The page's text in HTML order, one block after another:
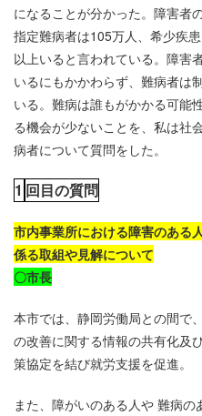
になることが分かった。障害者
指定難病者は105万人、希少疾
以上いると言われている。障害
いるにもかかわらず、難病者は
いる。難病は誰もがかかる可能
る機会が少ないことを、私は社
病者について質問をした。
1 回目の質問
市内事業所における障害のある
係る取組や見解について
〇市長
本市では、静岡労働局との間で
の改善に関する情報の共有化及
策協定を結び就労支援を促進。
また、障がいのある人や 難病